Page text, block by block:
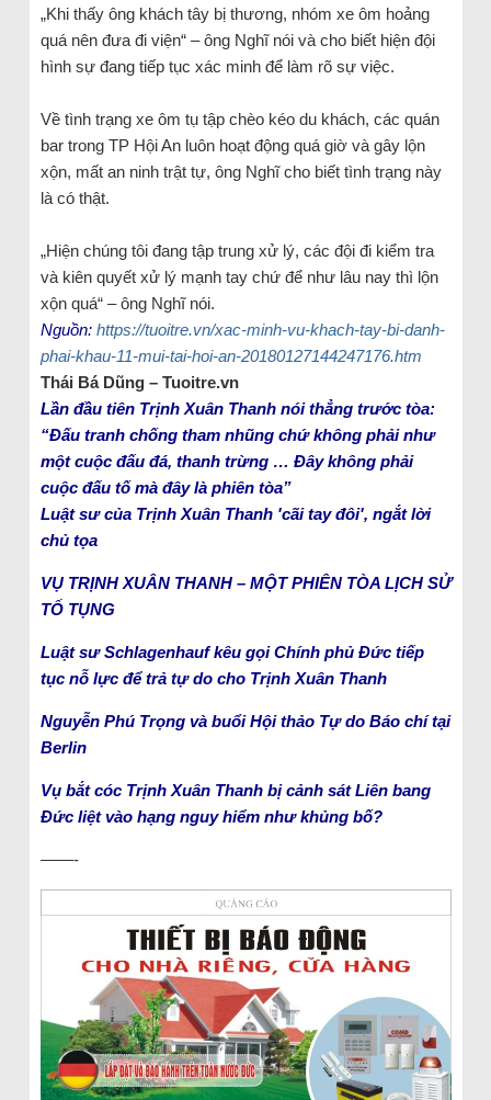
„Khi thấy ông khách tây bị thương, nhóm xe ôm hoảng
quá nên đưa đi viện“ – ông Nghĩ nói và cho biết hiện đội
hình sự đang tiếp tục xác minh để làm rõ sự việc.
Về tình trạng xe ôm tụ tập chèo kéo du khách, các quán
bar trong TP Hội An luôn hoạt động quá giờ và gây lộn
xộn, mất an ninh trật tự, ông Nghĩ cho biết tình trạng này
là có thật.
„Hiện chúng tôi đang tập trung xử lý, các đội đi kiểm tra
và kiên quyết xử lý mạnh tay chứ để như lâu nay thì lộn
xộn quá“ – ông Nghĩ nói.
Nguồn: https://tuoitre.vn/xac-minh-vu-khach-tay-bi-danh-
phai-khau-11-mui-tai-hoi-an-20180127144247176.htm
Thái Bá Dũng – Tuoitre.vn
Lần đầu tiên Trịnh Xuân Thanh nói thẳng trước tòa:
“Đấu tranh chống tham nhũng chứ không phải như
một cuộc đấu đá, thanh trừng … Đây không phải
cuộc đấu tố mà đây là phiên tòa”
Luật sư của Trịnh Xuân Thanh 'cãi tay đôi', ngắt lời
chủ tọa
VỤ TRỊNH XUÂN THANH – MỘT PHIÊN TÒA LỊCH SỬ
TỐ TỤNG
Luật sư Schlagenhauf kêu gọi Chính phủ Đức tiếp
tục nỗ lực để trả tự do cho Trịnh Xuân Thanh
Nguyễn Phú Trọng và buổi Hội thảo Tự do Báo chí tại
Berlin
Vụ bắt cóc Trịnh Xuân Thanh bị cảnh sát Liên bang
Đức liệt vào hạng nguy hiểm như khủng bố?
——-